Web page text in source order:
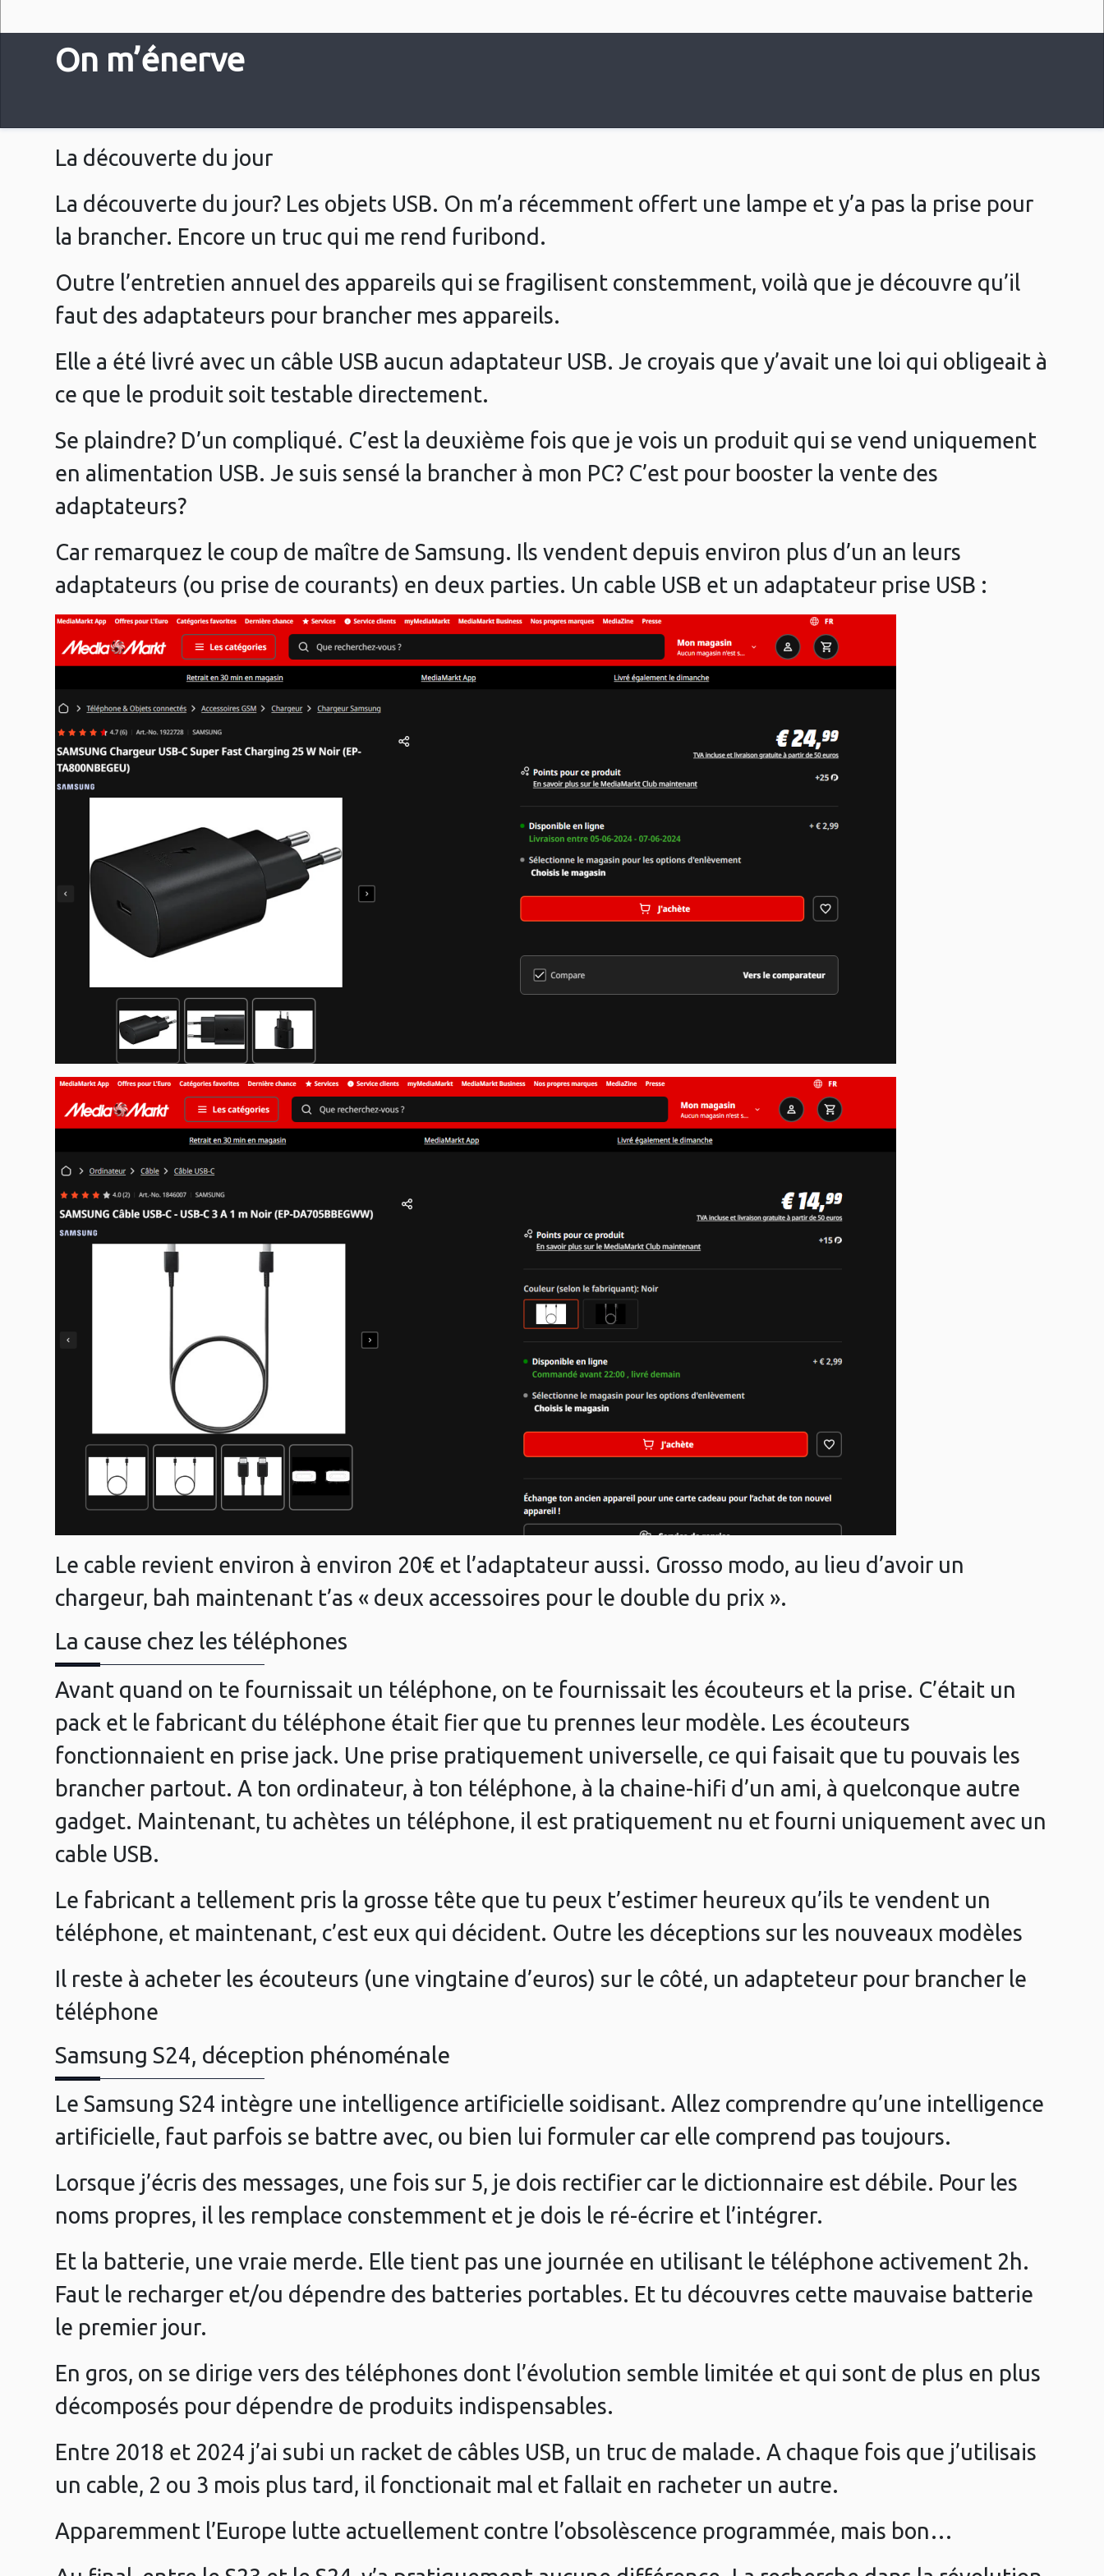
On m’énerve
La découverte du jour
La découverte du jour? Les objets USB. On m’a récemment offert une lampe et y’a pas la prise pour
la brancher. Encore un truc qui me rend furibond.
Outre l’entretien annuel des appareils qui se fragilisent constemment, voilà que je découvre qu’il
faut des adaptateurs pour brancher mes appareils.
Elle a été livré avec un câble USB aucun adaptateur USB. Je croyais que y’avait une loi qui obligeait à
ce que le produit soit testable directement.
Se plaindre? D’un compliqué. C’est la deuxième fois que je vois un produit qui se vend uniquement
en alimentation USB. Je suis sensé la brancher à mon PC? C’est pour booster la vente des
adaptateurs?
Car remarquez le coup de maître de Samsung. Ils vendent depuis environ plus d’un an leurs
adaptateurs (ou prise de courants) en deux parties. Un cable USB et un adaptateur prise USB :
Le cable revient environ à environ 20€ et l’adaptateur aussi. Grosso modo, au lieu d’avoir un
chargeur, bah maintenant t’as « deux accessoires pour le double du prix ».
La cause chez les téléphones
Avant quand on te fournissait un téléphone, on te fournissait les écouteurs et la prise. C’était un
pack et le fabricant du téléphone était fier que tu prennes leur modèle. Les écouteurs
fonctionnaient en prise jack. Une prise pratiquement universelle, ce qui faisait que tu pouvais les
brancher partout. A ton ordinateur, à ton téléphone, à la chaine-hifi d’un ami, à quelconque autre
gadget. Maintenant, tu achètes un téléphone, il est pratiquement nu et fourni uniquement avec un
cable USB.
Le fabricant a tellement pris la grosse tête que tu peux t’estimer heureux qu’ils te vendent un
téléphone, et maintenant, c’est eux qui décident. Outre les déceptions sur les nouveaux modèles
Il reste à acheter les écouteurs (une vingtaine d’euros) sur le côté, un adapteteur pour brancher le
téléphone
Samsung S24, déception phénoménale
Le Samsung S24 intègre une intelligence artificielle soidisant. Allez comprendre qu’une intelligence
artificielle, faut parfois se battre avec, ou bien lui formuler car elle comprend pas toujours.
Lorsque j’écris des messages, une fois sur 5, je dois rectifier car le dictionnaire est débile. Pour les
noms propres, il les remplace constemment et je dois le ré-écrire et l’intégrer.
Et la batterie, une vraie merde. Elle tient pas une journée en utilisant le téléphone activement 2h.
Faut le recharger et/ou dépendre des batteries portables. Et tu découvres cette mauvaise batterie
le premier jour.
En gros, on se dirige vers des téléphones dont l’évolution semble limitée et qui sont de plus en plus
décomposés pour dépendre de produits indispensables.
Entre 2018 et 2024 j’ai subi un racket de câbles USB, un truc de malade. A chaque fois que j’utilisais
un cable, 2 ou 3 mois plus tard, il fonctionait mal et fallait en racheter un autre.
Apparemment l’Europe lutte actuellement contre l’obsolèscence programmée, mais bon…